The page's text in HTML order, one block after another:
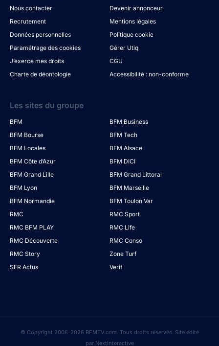
Nous contacter
Devenir annonceur
Recrutement
Mentions légales
Données personnelles
Politique cookie
Paramétrage des cookies
Gérer Utiq
J’exerce mes droits
CGU
Charte de déontologie
Accessibilité : non-conforme
Les sites du groupe
BFM
BFM Business
BFM Bourse
BFM Tech
BFM Locales
BFM Alsace
BFM Côte d’Azur
BFM DICI
BFM Grand Lille
BFM Grand Littoral
BFM Lyon
BFM Marseille
BFM Normandie
BFM Toulon Var
RMC
RMC Sport
RMC BFM PLAY
RMC Life
RMC Découverte
RMC Conso
RMC Story
Zone Turf
SFR Actus
Verif
© Copyright 2006-2026 BFMTV.com. Tous droits réservés. Site édité
par NextInteractive